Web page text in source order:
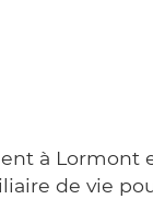
à Lormont
de vie